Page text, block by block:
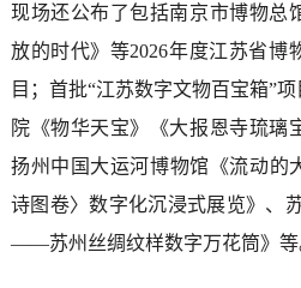
现场还公布了包括南京市博物总
放的时代》等2026年度江苏省博
目；首批“江苏数字文物百宝箱”
院《物华天宝》《大报恩寺琉璃
扬州中国大运河博物馆《流动
诗图卷〉数字化沉浸式展览》、
——苏州丝绸纹样数字万花筒》等